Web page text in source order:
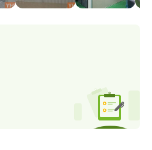
量到未來辦公室搬遷問題，建議採用
室也可廣泛運用於會議室、茶水間、
之材質，營造各類風格。例如：壁
行各
、政府機關…等，公司參與及輔導數
ISO22000食品安全衛生管理系統認
HACCP危害分析重要管制點，透過
以最專業用心的服務，最嚴謹的態度
給客戶全方位的協助以滿足客戶的需
力。